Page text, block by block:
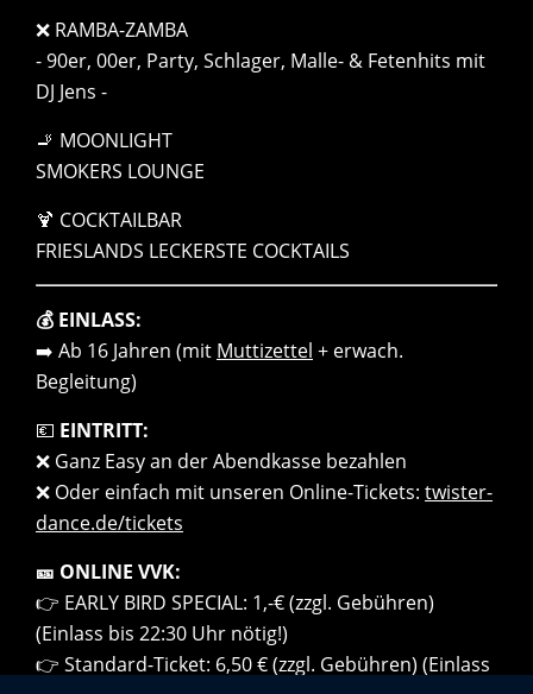
❌ RAMBA-ZAMBA
- 90er, 00er, Party, Schlager, Malle- & Fetenhits mit
DJ Jens -
🚬 MOONLIGHT
SMOKERS LOUNGE
🍹 COCKTAILBAR
FRIESLANDS LECKERSTE COCKTAILS
💰 EINLASS:
➡️ Ab 16 Jahren (mit Muttizettel + erwach.
Begleitung)
💶 EINTRITT:
❌ Ganz Easy an der Abendkasse bezahlen
❌ Oder einfach mit unseren Online-Tickets: twister-
dance.de/tickets
🎫 ONLINE VVK:
👉 EARLY BIRD SPECIAL: 1,-€ (zzgl. Gebühren)
(Einlass bis 22:30 Uhr nötig!)
👉 Standard-Ticket: 6,50 € (zzgl. Gebühren) (Einlass